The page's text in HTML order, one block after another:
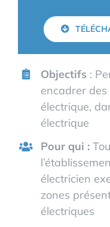
Objectifs :
encadrer
électrique,
électrique
Pour qui :
électricien
zones
électriques